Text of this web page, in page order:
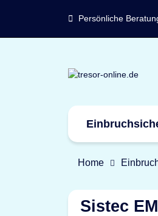
Persönliche
Marken
Home
Sistec